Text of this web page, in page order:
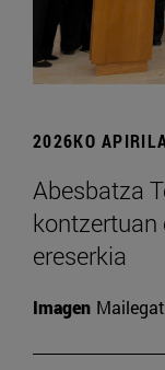
2026KO
Abesbatza
kontzertuan
ereserkia
Imagen